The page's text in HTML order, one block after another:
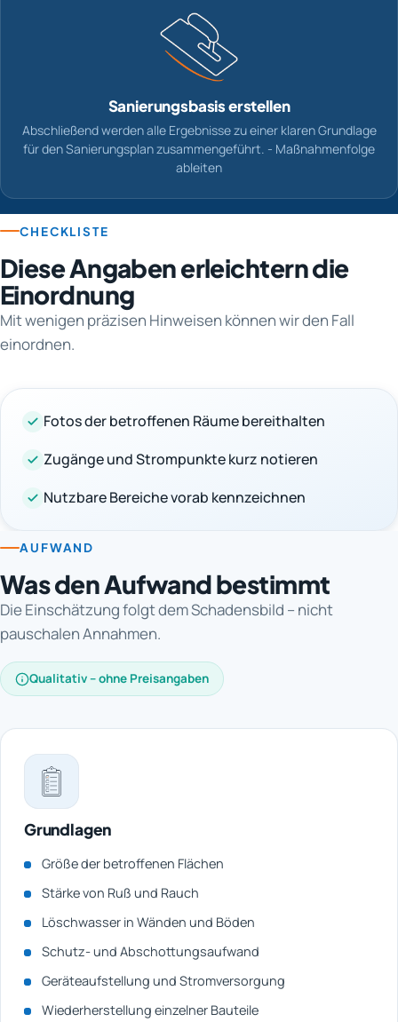
Sanierungsbasis erstellen
Abschließend werden alle Ergebnisse zu einer klaren Grundlage
für den Sanierungsplan zusammengeführt. - Maßnahmenfolge
ableiten
CHECKLISTE
Diese Angaben erleichtern die
Einordnung
Mit wenigen präzisen Hinweisen können wir den Fall
einordnen.
Fotos der betroffenen Räume bereithalten
Zugänge und Strompunkte kurz notieren
Nutzbare Bereiche vorab kennzeichnen
AUFWAND
Was den Aufwand bestimmt
Die Einschätzung folgt dem Schadensbild – nicht
pauschalen Annahmen.
Qualitativ – ohne Preisangaben
Grundlagen
Größe der betroffenen Flächen
Stärke von Ruß und Rauch
Löschwasser in Wänden und Böden
Schutz- und Abschottungsaufwand
Geräteaufstellung und Stromversorgung
Wiederherstellung einzelner Bauteile